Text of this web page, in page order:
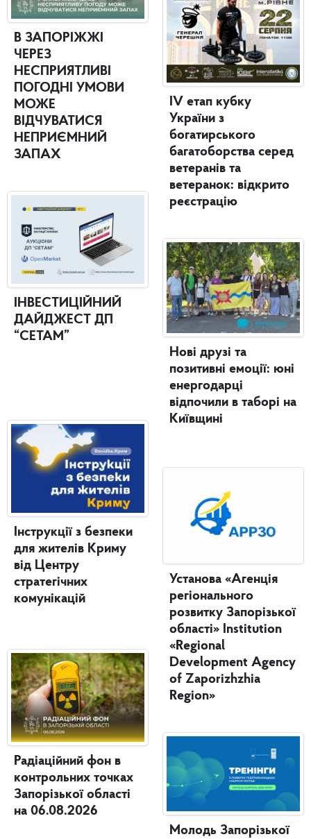
В ЗАПОРІЖЖІ
ЧЕРЕЗ
НЕСПРИЯТЛИВІ
ПОГОДНІ УМОВИ
МОЖЕ
ВІДЧУВАТИСЯ
НЕПРИЄМНИЙ
ЗАПАХ
ІНВЕСТИЦІЙНИЙ
ДАЙДЖЕСТ ДП
“СЕТАМ”
Інструкції з безпеки
для жителів Криму
від Центру
стратегічних
комунікацій
Радіаційний фон в
контрольних точках
Запорізької області
на 06.08.2026
IV етап кубку
України з
богатирського
багатоборства серед
ветеранів та
ветеранок: відкрито
реєстрацію
Нові друзі та
позитивні емоції: юні
енергодарці
відпочили в таборі на
Київщині
Установа «Агенція
регіонального
розвитку Запорізької
області» Institution
«Regional
Development Agency
of Zaporizhzhia
Region»
Молодь Запорізької